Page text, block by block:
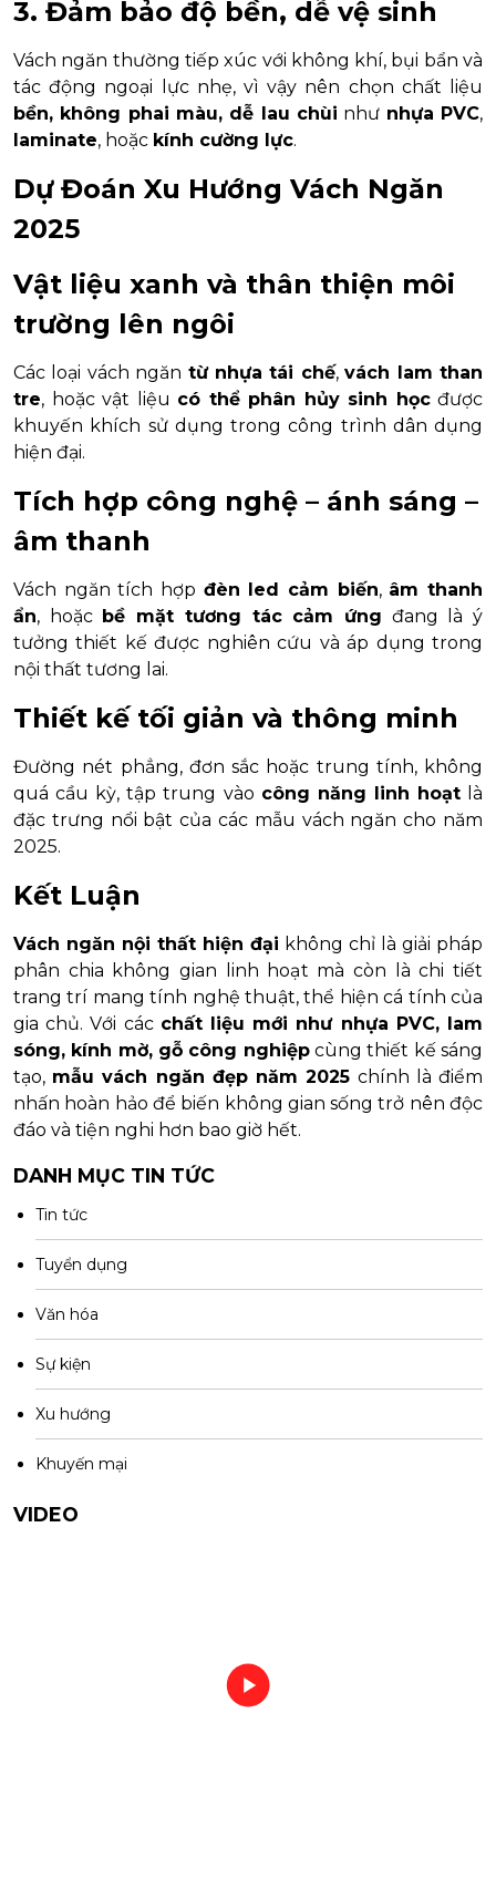
3. Đảm bảo độ bền, dễ vệ sinh
Vách ngăn thường tiếp xúc với không khí, bụi bẩn và
tác động ngoại lực nhẹ, vì vậy nên chọn chất liệu
bền, không phai màu, dễ lau chùi như nhựa PVC,
laminate, hoặc kính cường lực.
Dự Đoán Xu Hướng Vách Ngăn
2025
Vật liệu xanh và thân thiện môi
trường lên ngôi
Các loại vách ngăn từ nhựa tái chế,vách lam than
tre, hoặc vật liệu có thể phân hủy sinh họcđược
khuyến khích sử dụng trong công trình dân dụng
hiện đại.
Tích hợp công nghệ – ánh sáng –
âm thanh
Vách ngăn tích hợp đèn led cảm biến, âm thanh
ẩn, hoặc bề mặt tương tác cảm ứng đang là ý
tưởng thiết kế được nghiên cứu và áp dụng trong
nội thất tương lai.
Thiết kế tối giản và thông minh
Đường nét phẳng, đơn sắc hoặc trung tính, không
quá cầu kỳ, tập trung vào công năng linh hoạtlà
đặc trưng nổi bật của các mẫu vách ngăn cho năm
2025.
Kết Luận
Vách ngăn nội thất hiện đại không chỉ là giải pháp
phân chia không gian linh hoạt mà còn là chi tiết
trang trí mang tính nghệ thuật, thể hiện cá tính của
gia chủ. Với các chất liệu mới như nhựa PVC, lam
sóng, kính mờ, gỗ công nghiệpcùng thiết kế sáng
tạo, mẫu vách ngăn đẹp năm 2025 chính là điểm
nhấn hoàn hảo để biến không gian sống trở nên độc
đáo và tiện nghi hơn bao giờ hết.
DANH MỤC TIN TỨC
Tin tức
Tuyển dụng
Văn hóa
Sự kiện
Xu hướng
Khuyến mại
VIDEO